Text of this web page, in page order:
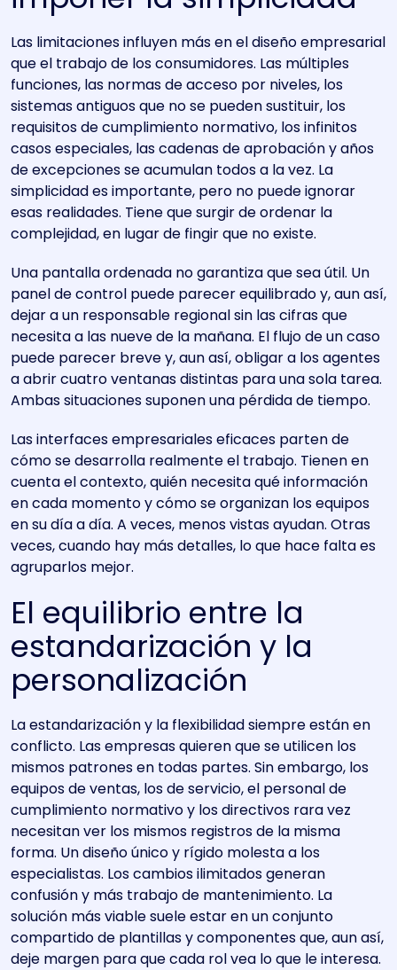
Las limitaciones influyen más en el diseño empresarial
que el trabajo de los consumidores. Las múltiples
funciones, las normas de acceso por niveles, los
sistemas antiguos que no se pueden sustituir, los
requisitos de cumplimiento normativo, los infinitos
casos especiales, las cadenas de aprobación y años
de excepciones se acumulan todos a la vez. La
simplicidad es importante, pero no puede ignorar
esas realidades. Tiene que surgir de ordenar la
complejidad, en lugar de fingir que no existe.
Una pantalla ordenada no garantiza que sea útil. Un
panel de control puede parecer equilibrado y, aun así,
dejar a un responsable regional sin las cifras que
necesita a las nueve de la mañana. El flujo de un caso
puede parecer breve y, aun así, obligar a los agentes
a abrir cuatro ventanas distintas para una sola tarea.
Ambas situaciones suponen una pérdida de tiempo.
Las interfaces empresariales eficaces parten de
cómo se desarrolla realmente el trabajo. Tienen en
cuenta el contexto, quién necesita qué información
en cada momento y cómo se organizan los equipos
en su día a día. A veces, menos vistas ayudan. Otras
veces, cuando hay más detalles, lo que hace falta es
agruparlos mejor.
El equilibrio entre la
estandarización y la
personalización
La estandarización y la flexibilidad siempre están en
conflicto. Las empresas quieren que se utilicen los
mismos patrones en todas partes. Sin embargo, los
equipos de ventas, los de servicio, el personal de
cumplimiento normativo y los directivos rara vez
necesitan ver los mismos registros de la misma
forma. Un diseño único y rígido molesta a los
especialistas. Los cambios ilimitados generan
confusión y más trabajo de mantenimiento. La
solución más viable suele estar en un conjunto
compartido de plantillas y componentes que, aun así,
deje margen para que cada rol vea lo que le interesa.